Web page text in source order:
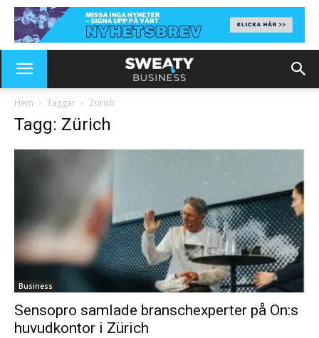
Hem Taggar Zürich
Tagg: Zürich
Business
Sensopro samlade branschexperter på On:s
huvudkontor i Zürich